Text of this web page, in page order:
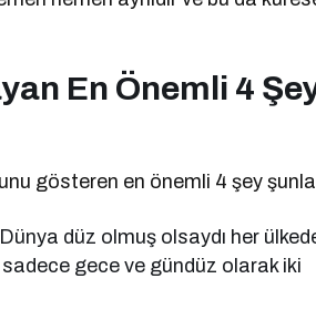
En Önemli 4
gösteren en önemli 4 şey
düz olmuş olsaydı her
gece ve gündüz olarak iki